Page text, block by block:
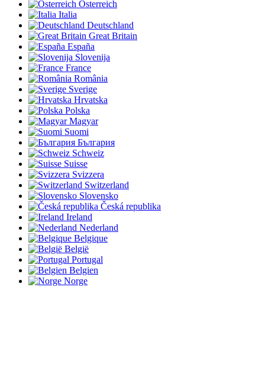
Österreich
Italia
Deutschland
Great Britain
España
Slovenija
France
România
Sverige
Hrvatska
Polska
Magyar
Suomi
България
Schweiz
Suisse
Svizzera
Switzerland
Slovensko
Česká republika
Ireland
Nederland
Belgique
België
Portugal
Belgien
Norge